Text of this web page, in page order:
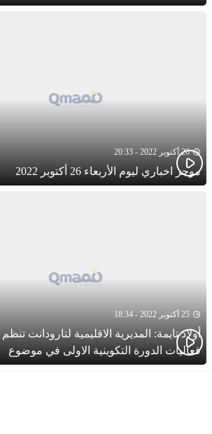
ايام الاحتفال بذكرى المولد النبوي
26 أكتوبر 2022 - 20:33
موجز اخباري ليوم الأربعاء 26 أكتوبر 2022
25 أكتوبر 2022 - 18:34
أولاد تايمة: المديرية الاقليمية لتارودانت تنظم
فعاليات الدورة التكوينية الاولى في موضوع
الطفولة المبكرة بمركز التكوين ثانوية الحسن